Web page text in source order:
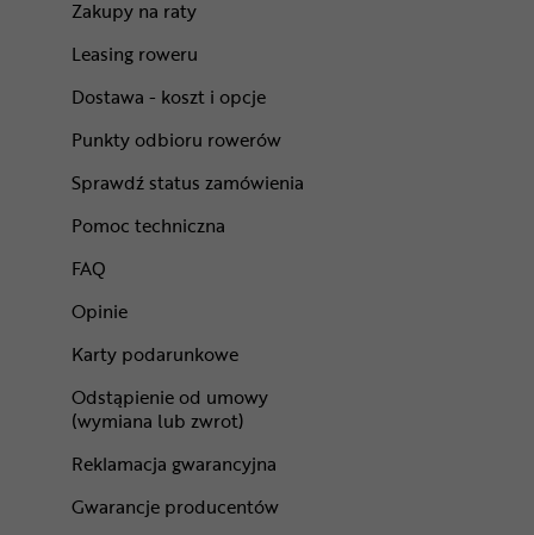
Zakupy na raty
Leasing roweru
Dostawa - koszt i opcje
Punkty odbioru rowerów
Sprawdź status zamówienia
Pomoc techniczna
FAQ
Opinie
Karty podarunkowe
Odstąpienie od umowy
(wymiana lub zwrot)
Reklamacja gwarancyjna
Gwarancje producentów